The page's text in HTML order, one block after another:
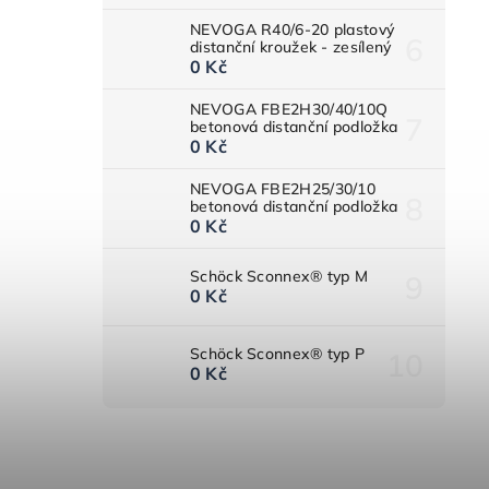
NEVOGA R40/6-20 plastový
distanční kroužek - zesílený
0 Kč
NEVOGA FBE2H30/40/10Q
betonová distanční podložka
0 Kč
NEVOGA FBE2H25/30/10
betonová distanční podložka
0 Kč
Schöck Sconnex® typ M
0 Kč
Schöck Sconnex® typ P
0 Kč